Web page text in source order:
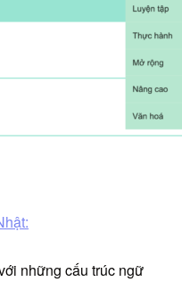
những cấu trúc ngữ